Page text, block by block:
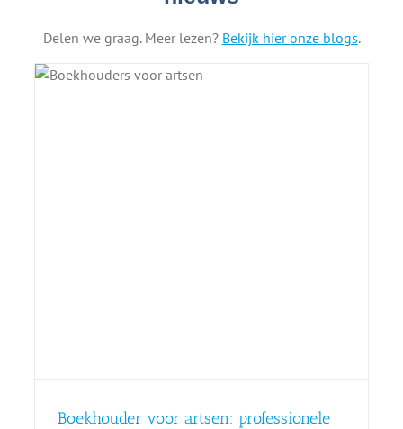
Delen we graag. Meer lezen? Bekijk hier onze blogs.
Boekhouder voor artsen: professionele